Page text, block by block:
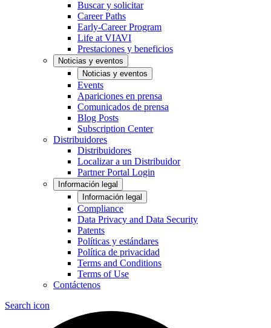
Buscar y solicitar
Career Paths
Early-Career Program
Life at VIAVI
Prestaciones y beneficios
Noticias y eventos
Noticias y eventos
Events
Apariciones en prensa
Comunicados de prensa
Blog Posts
Subscription Center
Distribuidores
Distribuidores
Localizar a un Distribuidor
Partner Portal Login
Información legal
Información legal
Compliance
Data Privacy and Data Security
Patents
Políticas y estándares
Política de privacidad
Terms and Conditions
Terms of Use
Contáctenos
Search icon